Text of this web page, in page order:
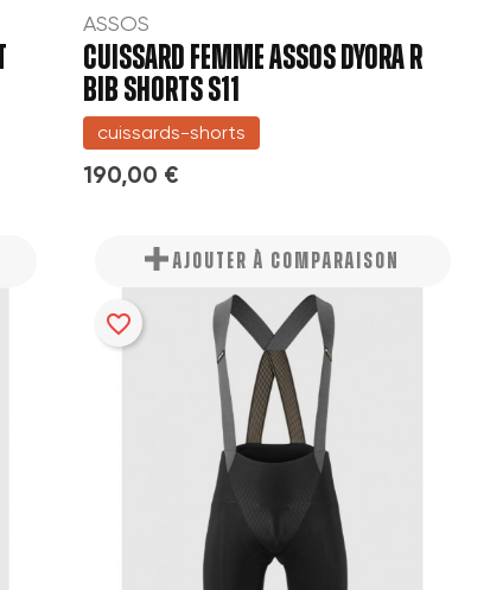
ASSOS
CUISSARD FEMME ASSOS DYORA R
BIB SHORTS S11
cuissards-shorts
190,00 €
AJOUTER À COMPARAISON
favorite_border